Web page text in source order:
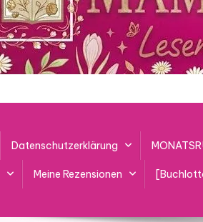
Datenschutzerklärung
Meine Rezensionen